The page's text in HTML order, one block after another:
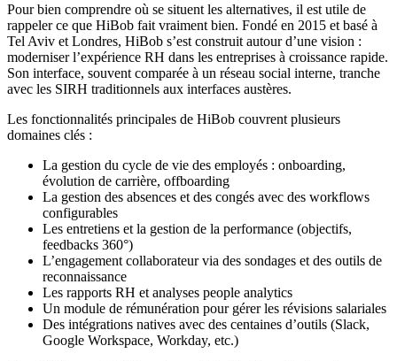
Pour bien comprendre où se situent les alternatives, il est utile de
rappeler ce que HiBob fait vraiment bien. Fondé en 2015 et basé à
Tel Aviv et Londres, HiBob s’est construit autour d’une vision :
moderniser l’expérience RH dans les entreprises à croissance rapide.
Son interface, souvent comparée à un réseau social interne, tranche
avec les SIRH traditionnels aux interfaces austères.
Les fonctionnalités principales de HiBob couvrent plusieurs
domaines clés :
La gestion du cycle de vie des employés : onboarding,
évolution de carrière, offboarding
La gestion des absences et des congés avec des workflows
configurables
Les entretiens et la gestion de la performance (objectifs,
feedbacks 360°)
L’engagement collaborateur via des sondages et des outils de
reconnaissance
Les rapports RH et analyses people analytics
Un module de rémunération pour gérer les révisions salariales
Des intégrations natives avec des centaines d’outils (Slack,
Google Workspace, Workday, etc.)